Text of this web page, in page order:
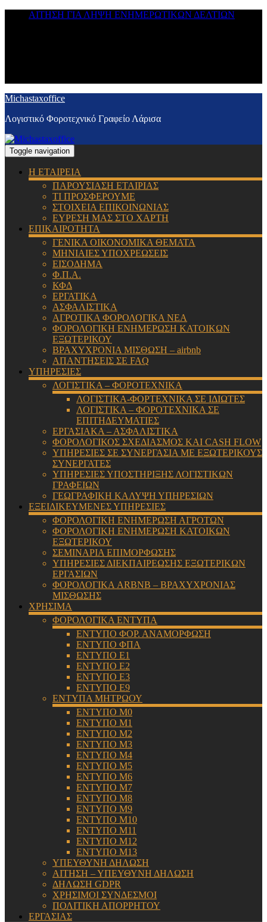
ΑΙΤΗΣΗ ΓΙΑ ΛΗΨΗ ΕΝΗΜΕΡΩΤΙΚΩΝ ΔΕΛΤΙΩΝ
Michastaxoffice
Λογιστικό Φοροτεχνικό Γραφείο Λάρισα
Toggle navigation
Η ΕΤΑΙΡΕΙΑ
ΠΑΡΟΥΣΙΑΣΗ ΕΤΑΙΡΙΑΣ
ΤΙ ΠΡΟΣΦΕΡΟΥΜΕ
ΣΤΟΙΧΕΙΑ ΕΠΙΚΟΙΝΩΝΙΑΣ
ΕΥΡΕΣΗ ΜΑΣ ΣΤΟ ΧΑΡΤΗ
ΕΠΙΚΑΙΡΟΤΗΤΑ
ΓΕΝΙΚΑ ΟΙΚΟΝΟΜΙΚΑ ΘΕΜΑΤΑ
ΜΗΝΙΑΙΕΣ ΥΠΟΧΡΕΩΣΕΙΣ
ΕΙΣΟΔΗΜΑ
Φ.Π.Α.
ΚΦΔ
ΕΡΓΑΤΙΚΑ
ΑΣΦΑΛΙΣΤΙΚΑ
ΑΓΡΟΤΙΚΑ ΦΟΡΟΛΟΓΙΚΑ ΝΕΑ
ΦΟΡΟΛΟΓΙΚΗ ΕΝΗΜΕΡΩΣΗ ΚΑΤΟΙΚΩΝ
ΕΞΩΤΕΡΙΚΟΥ
ΒΡΑΧΥΧΡΟΝΙΑ ΜΙΣΘΩΣΗ – airbnb
ΑΠΑΝΤΗΣΕΙΣ ΣΕ FAQ
ΥΠΗΡΕΣΙΕΣ
ΛΟΓΙΣΤΙΚΑ – ΦΟΡΟΤΕΧΝΙΚΑ
ΛΟΓΙΣΤΙΚΑ-ΦΟΡΤΕΧΝΙΚΑ ΣΕ ΙΔΙΩΤΕΣ
ΛΟΓΙΣΤΙΚΑ – ΦΟΡΟΤΕΧΝΙΚΑ ΣΕ
ΕΠΙΤΗΔΕΥΜΑΤΙΕΣ
ΕΡΓΑΣΙΑΚΑ – ΑΣΦΑΛΙΣΤΙΚΑ
ΦΟΡΟΛΟΓΙΚΟΣ ΣΧΕΔΙΑΣΜΟΣ ΚΑΙ CASH FLOW
ΥΠΗΡΕΣΙΕΣ ΣΕ ΣΥΝΕΡΓΑΣΙΑ ΜΕ ΕΞΩΤΕΡΙΚΟΥΣ
ΣΥΝΕΡΓΑΤΕΣ
ΥΠΗΡΕΣΙΕΣ ΥΠΟΣΤΗΡΙΞΗΣ ΛΟΓΙΣΤΙΚΩΝ
ΓΡΑΦΕΙΩΝ
ΓΕΩΓΡΑΦΙΚΗ ΚΑΛΥΨΗ ΥΠΗΡΕΣΙΩΝ
ΕΞΕΙΔΙΚΕΥΜΕΝΕΣ ΥΠΗΡΕΣΙΕΣ
ΦΟΡΟΛΟΓΙΚΗ ΕΝΗΜΕΡΩΣΗ ΑΓΡΟΤΩΝ
ΦΟΡΟΛΟΓΙΚΗ ΕΝΗΜΕΡΩΣΗ ΚΑΤΟΙΚΩΝ
ΕΞΩΤΕΡΙΚΟΥ
ΣΕΜΙΝΑΡΙΑ ΕΠΙΜΟΡΦΩΣΗΣ
ΥΠΗΡΕΣΙΕΣ ΔΙΕΚΠΑΙΡΕΩΣΗΣ ΕΞΩΤΕΡΙΚΩΝ
ΕΡΓΑΣΙΩΝ
ΦΟΡΟΛΟΓΙΚΑ ARBNB – ΒΡΑΧΥΧΡΟΝΙΑΣ
ΜΙΣΘΩΣΗΣ
ΧΡΗΣΙΜΑ
ΦΟΡΟΛΟΓΙΚΑ ΕΝΤΥΠΑ
ΕΝΤΥΠΟ ΦΟΡ. ΑΝΑΜΟΡΦΩΣΗ
ΕΝΤΥΠΟ ΦΠΑ
ΕΝΤΥΠΟ Ε1
ΕΝΤΥΠΟ Ε2
ΕΝΤΥΠΟ Ε3
ΕΝΤΥΠΟ Ε9
ΕΝΤΥΠΑ ΜΗΤΡΩΟΥ
ΕΝΤΥΠΟ Μ0
ΕΝΤΥΠΟ Μ1
ΕΝΤΥΠΟ Μ2
ΕΝΤΥΠΟ Μ3
ΕΝΤΥΠΟ Μ4
ΕΝΤΥΠΟ Μ5
ΕΝΤΥΠΟ Μ6
ΕΝΤΥΠΟ Μ7
ΕΝΤΥΠΟ Μ8
ΕΝΤΥΠΟ Μ9
ΕΝΤΥΠΟ Μ10
ΕΝΤΥΠΟ Μ11
ΕΝΤΥΠΟ Μ12
ΕΝΤΥΠΟ Μ13
ΥΠΕΥΘΥΝΗ ΔΗΛΩΣΗ
ΑΙΤΗΣΗ – ΥΠΕΥΘΥΝΗ ΔΗΛΩΣΗ
ΔΗΛΩΣΗ GDPR
ΧΡΗΣΙΜΟΙ ΣΥΝΔΕΣΜΟΙ
ΠΟΛΙΤΙΚΗ ΑΠΟΡΡΗΤΟΥ
ΕΡΓΑΣΙΑΣ